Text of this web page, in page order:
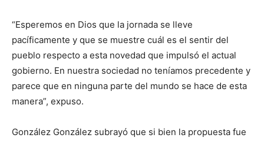
“Esperemos en Dios que la jornada se lleve
pacíficamente y que se muestre cuál es el sentir del
pueblo respecto a esta novedad que impulsó el actual
gobierno. En nuestra sociedad no teníamos precedente y
parece que en ninguna parte del mundo se hace de esta
manera”, expuso.
González González subrayó que si bien la propuesta fue